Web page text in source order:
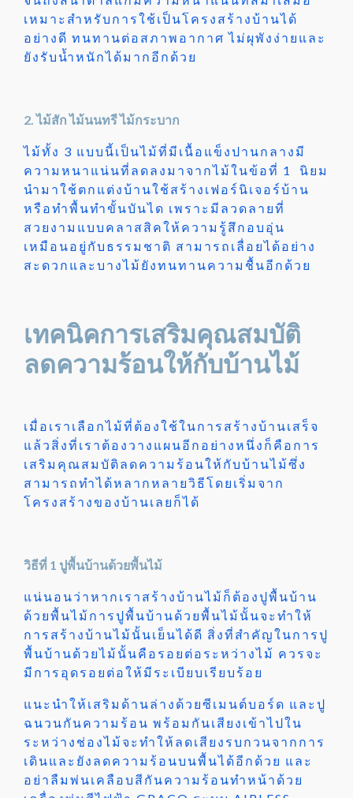
เหมาะสำหรับการใช้เป็นโครงสร้างบ้านได้
อย่างดี ทนทานต่อสภาพอากาศ ไม่ผุพังง่ายและ
ยังรับน้ำหนักได้มากอีกด้วย
2. ไม้สัก ไม้นนทรี ไม้กระบาก
ไม้ทั้ง 3 แบบนี้เป็นไม้ที่มีเนื้อแข็งปานกลางมี
ความหนาแน่นที่ลดลงมาจากไม้ในข้อที่ 1 นิยม
นำมาใช้ตกแต่งบ้านใช้สร้างเฟอร์นิเจอร์บ้าน
หรือทำพื้นทำขั้นบันได เพราะมีลวดลายที่
สวยงามแบบคลาสสิคให้ความรู้สึกอบอุ่น
เหมือนอยู่กับธรรมชาติ สามารถเลื่อยได้อย่าง
สะดวกและบางไม้ยังทนทานความชื้นอีกด้วย
เทคนิคการเสริมคุณสมบัติ
ลดความร้อนให้กับบ้านไม้
เมื่อเราเลือกไม้ที่ต้องใช้ในการสร้างบ้านเสร็จ
แล้วสิ่งที่เราต้องวางแผนอีกอย่างหนึ่งก็คือการ
เสริมคุณสมบัติลดความร้อนให้กับบ้านไม้ซึ่ง
สามารถทำได้หลากหลายวิธีโดยเริ่มจาก
โครงสร้างของบ้านเลยก็ได้
วิธีที่ 1 ปูพื้นบ้านด้วยพื้นไม้
แน่นอนว่าหากเราสร้างบ้านไม้ก็ต้องปูพื้นบ้าน
ด้วยพื้นไม้การปูพื้นบ้านด้วยพื้นไม้นั้นจะทำให้
การสร้างบ้านไม้นั้นเย็นได้ดี สิ่งที่สำคัญในการปู
พื้นบ้านด้วยไม้นั้นคือรอยต่อระหว่างไม้ ควรจะ
มีการอุดรอยต่อให้มีระเบียบเรียบร้อย
แนะนำให้เสริมด้านล่างด้วยซีเมนต์บอร์ด และปู
ฉนวนกันความร้อน พร้อมกันเสียงเข้าไปใน
ระหว่างช่องไม้จะทำให้ลดเสียงรบกวนจากการ
เดินและยังลดความร้อนบนพื้นได้อีกด้วย และ
อย่าลืมพ่นเคลือบสีกันความร้อนทำหน้าด้วย